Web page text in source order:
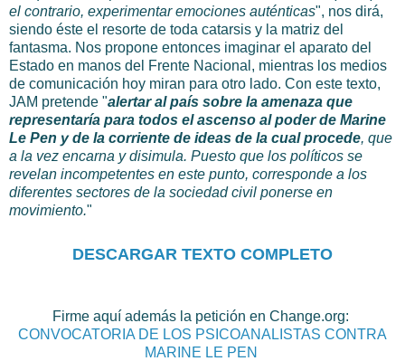
el contrario, experimentar emociones auténticas", nos dirá,
siendo éste el resorte de toda catarsis y la matriz del
fantasma. Nos propone entonces imaginar el aparato del
Estado en manos del Frente Nacional, mientras los medios
de comunicación hoy miran para otro lado. Con este texto,
JAM pretende "alertar al país sobre la amenaza que
representaría para todos el ascenso al poder de Marine
Le Pen y de la corriente de ideas de la cual procede, que
a la vez encarna y disimula. Puesto que los políticos se
revelan incompetentes en este punto, corresponde a los
diferentes sectores de la sociedad civil ponerse en
movimiento."
DESCARGAR TEXTO COMPLETO
Firme aquí además la petición en Change.org:
CONVOCATORIA DE LOS PSICOANALISTAS CONTRA
MARINE LE PEN